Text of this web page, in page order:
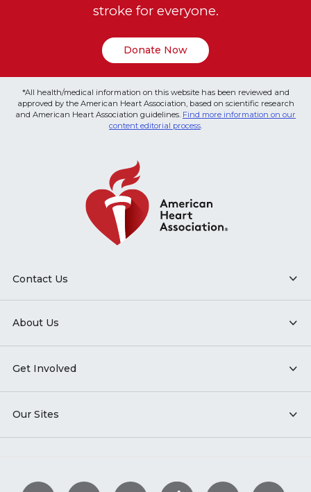
stroke for everyone.
Donate Now
*All health/medical information on this website has been reviewed and
approved by the American Heart Association, based on scientific research
and American Heart Association guidelines. Find more information on our
content editorial process.
Contact Us
About Us
Get Involved
Our Sites